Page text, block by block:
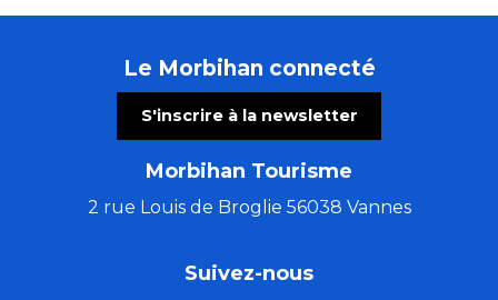
Le Morbihan connecté
S'inscrire à la newsletter
Morbihan Tourisme
2 rue Louis de Broglie 56038 Vannes
Suivez-nous